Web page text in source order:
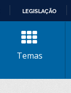
LEGISLAÇÃO
Temas